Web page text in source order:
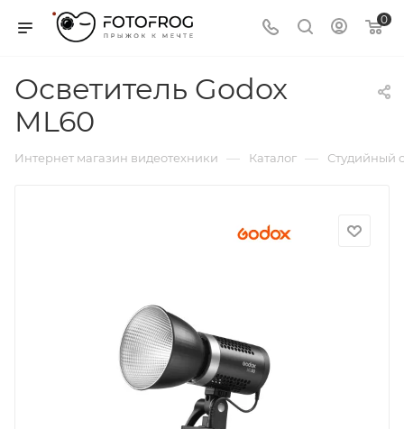
0
Осветитель Godox
ML60
Интернет магазин видеотехники — Каталог — Студийный